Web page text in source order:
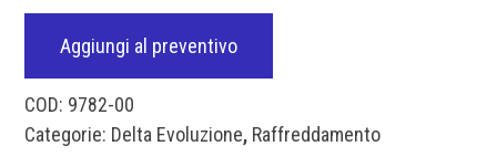
Aggiungi al preventivo
COD: 9782-00
Categorie: Delta Evoluzione, Raffreddamento